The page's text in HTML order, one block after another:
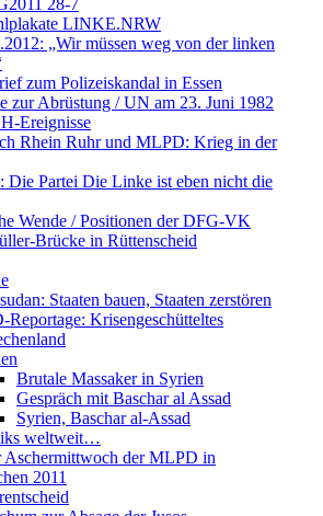
28-7
LINKE.NRW
„Wir müssen weg von der linken
zum Polizeiskandal in Essen
zur Abrüstung / UN am 23. Juni 1982
Ereignisse
Rhein Ruhr und MLPD: Krieg in der
Die Partei Die Linke ist eben nicht die
Wende / Positionen der DFG-VK
Brücke in Rüttenscheid
Staaten bauen, Staaten zerstören
Reportage: Krisengeschütteltes
Brutale Massaker in Syrien
Gespräch mit Baschar al Assad
Syrien, Baschar al-Assad
weltweit…
Aschermittwoch der MLPD in
2011